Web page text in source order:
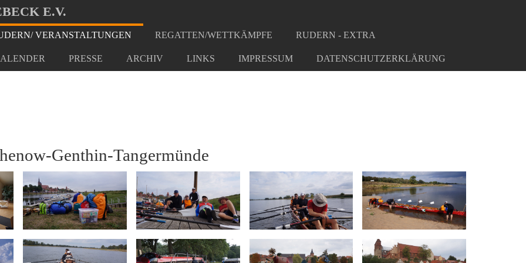
E.V.
VERANSTALTUNGEN REGATTEN/WETTKÄMPFE RUDERN - EXTRA
PRESSE ARCHIV LINKS IMPRESSUM DATENSCHUTZERKLÄRUNG
Genthin-Tangermünde